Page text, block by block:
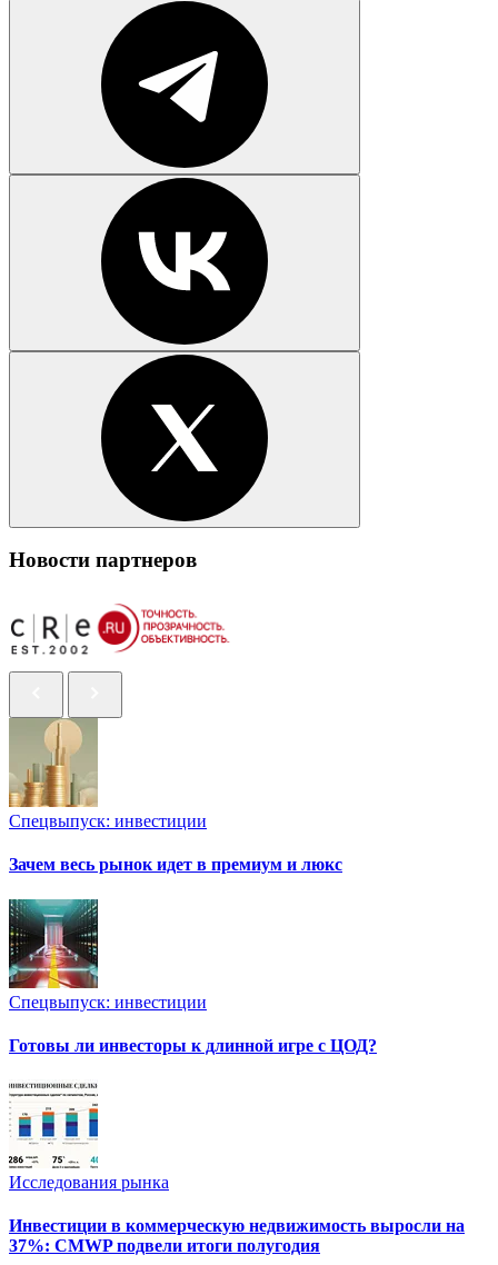
Новости партнеров
Спецвыпуск: инвестиции
Зачем весь рынок идет в премиум и люкс
Спецвыпуск: инвестиции
Готовы ли инвесторы к длинной игре с ЦОД?
Исследования рынка
Инвестиции в коммерческую недвижимость выросли на
37%: CMWP подвели итоги полугодия